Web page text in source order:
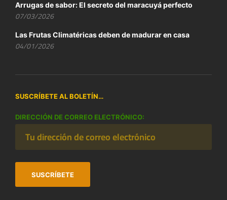
Arrugas de sabor: El secreto del maracuyá perfecto
07/03/2026
Las Frutas Climatéricas deben de madurar en casa
04/01/2026
SUSCRÍBETE AL BOLETÍN…
DIRECCIÓN DE CORREO ELECTRÓNICO: